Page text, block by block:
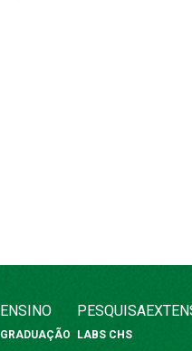
ENSINO
GRADUAÇÃO
PESQUISA
LABS CHS